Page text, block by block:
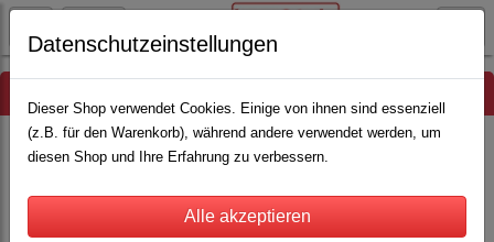
Datenschutzeinstellungen
Dieser Shop verwendet Cookies. Einige von ihnen sind essenziell
(z.B. für den Warenkorb), während andere verwendet werden, um
diesen Shop und Ihre Erfahrung zu verbessern.